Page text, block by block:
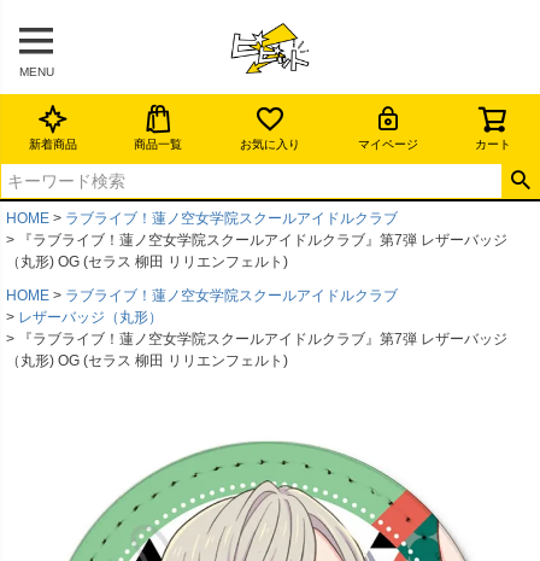
MENU
新着商品 商品一覧 お気に入り マイページ カート
HOME
ラブライブ！蓮ノ空女学院スクールアイドルクラブ
『ラブライブ！蓮ノ空女学院スクールアイドルクラブ』第7弾 レザーバッジ
（丸形) OG (セラス 柳田 リリエンフェルト)
HOME
ラブライブ！蓮ノ空女学院スクールアイドルクラブ
レザーバッジ（丸形）
『ラブライブ！蓮ノ空女学院スクールアイドルクラブ』第7弾 レザーバッジ
（丸形) OG (セラス 柳田 リリエンフェルト)